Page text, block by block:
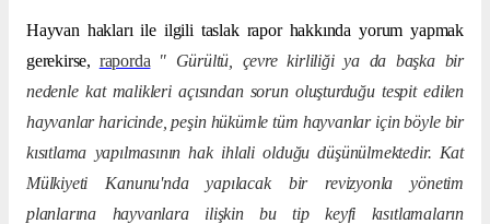
Hayvan hakları ile ilgili taslak rapor hakkında yorum yapmak
gerekirse, raporda " Gürültü, çevre kirliliği ya da başka bir
nedenle kat malikleri açısından sorun oluşturduğu tespit edilen
hayvanlar haricinde, peşin hükümle tüm hayvanlar için böyle bir
kısıtlama yapılmasının hak ihlali olduğu düşünülmektedir. Kat
Mülkiyeti Kanunu'nda yapılacak bir revizyonla yönetim
planlarına hayvanlara ilişkin bu tip keyfi kısıtlamaların